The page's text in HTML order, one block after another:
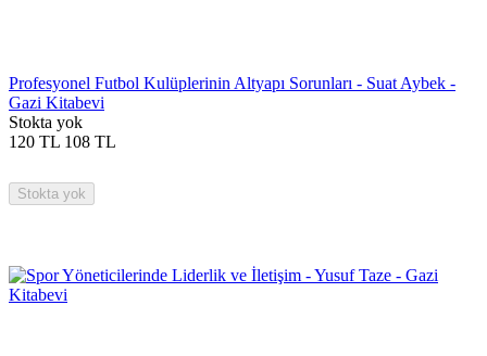
Profesyonel Futbol Kulüplerinin Altyapı Sorunları - Suat Aybek -
Gazi Kitabevi
Stokta yok
120 TL 108 TL
Stokta yok